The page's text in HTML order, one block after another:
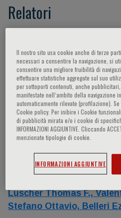
Relatori
Marco,Camici Paolo G.,
Pasquale,Senni Michele,
Lam Su Ping Carolyn,
Michael,Von Haehling
Paolo,Teerlink John,
Massimo Francesco,
Mebazaa Alexander,
Barry H.,Castagno
Jankowska Ewa,Fedele
Filippatos Gerasimos,
Luscher Thomas F.,
Stefano Ottavio, Belleri
Il nostro sito usa cookie anche di terze
necessari a consentire la navigazione, si
consentire una migliore fruibilità di
effettuare statistiche aggregate sul suo
per sottoporti contenuti, anche
manifestate nell‘ambito della navigazione
automaticamente rilevate (profilazione).
Cookie policy. Per inibire i Cookie
di pubblicità mirata e/o i cookie di
INFORMAZIONI AGGIUNTIVE. Cliccando
menzionate tipologie di cookie.
INFORMAZIONI AGGIUNTIVE